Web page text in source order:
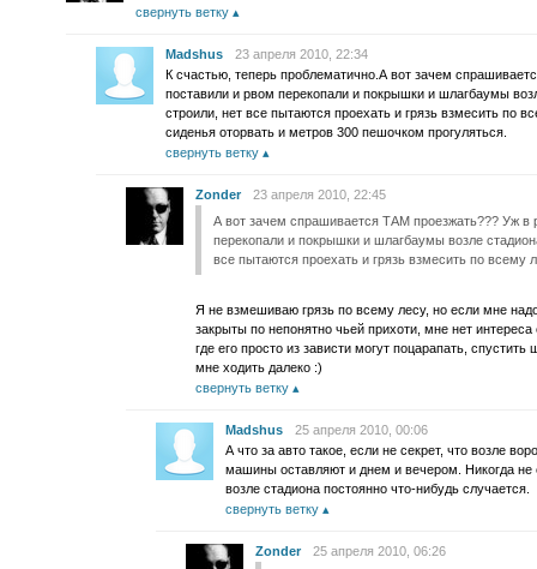
свернуть ветку
Madshus
23 апреля 2010, 22:34
К счастью, теперь проблематично.А вот зачем
поставили и рвом перекопали и покрышки и шлагбаумы
строили, нет все пытаются проехать и грязь взмесить по
сиденья оторвать и метров 300 пешочком прогуляться.
свернуть ветку
Zonder
23 апреля 2010, 22:45
А вот зачем спрашивается ТАМ проезжать??? Уж в
перекопали и покрышки и шлагбаумы возле
все пытаются проехать и грязь взмесить по всему
Я не взмешиваю грязь по всему лесу, но если мне
закрыты по непонятно чьей прихоти, мне нет
где его просто из зависти могут поцарапать,
мне ходить далеко :)
свернуть ветку
Madshus
25 апреля 2010, 00:06
А что за авто такое, если не секрет, что возле
машины оставляют и днем и вечером. Никогда
возле стадиона постоянно что-нибудь случается.
свернуть ветку
Zonder
25 апреля 2010, 06:26